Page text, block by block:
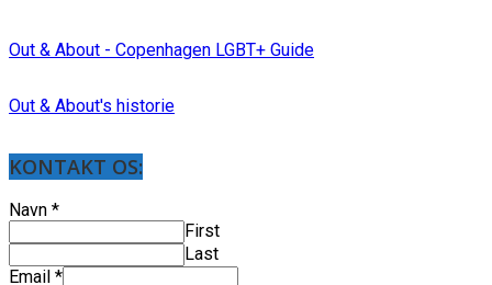
Out & About - Copenhagen LGBT+ Guide
Out & About's historie
KONTAKT OS:
Navn *
First
Last
Email *